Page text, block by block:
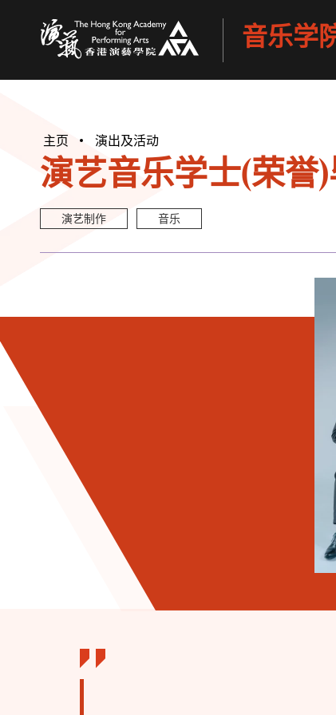
音乐学
主页 演出及活动
演艺音乐学士(荣誉
演艺制作 音乐